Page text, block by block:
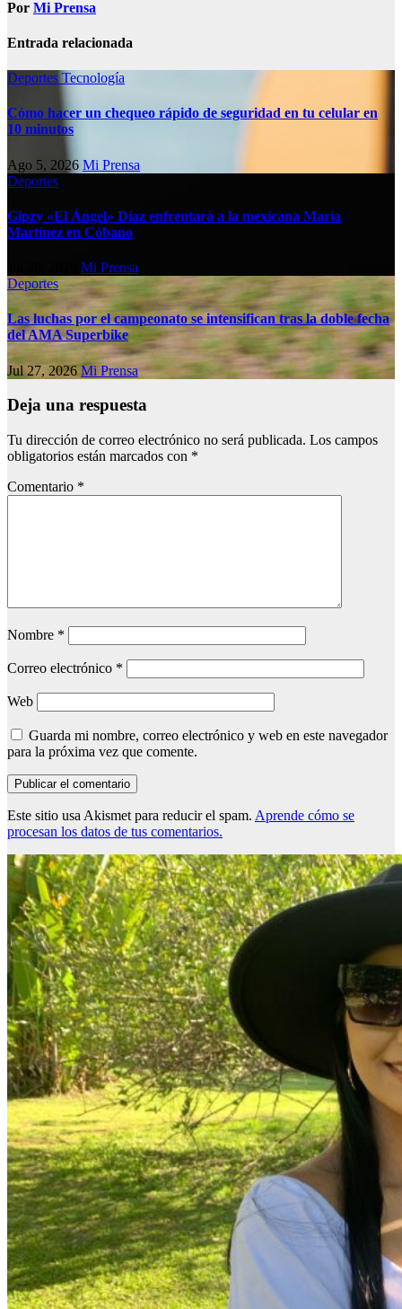
Por Mi Prensa
Entrada relacionada
Deportes Tecnología
Cómo hacer un chequeo rápido de seguridad en tu celular en
10 minutos
Ago 5, 2026 Mi Prensa
Deportes
Gipzy «El Ángel» Díaz enfrentará a la mexicana María
Martínez en Cóbano
Mi Prensa
Deportes
Las luchas por el campeonato se intensifican tras la doble fecha
del AMA Superbike
Jul 27, 2026Mi Prensa
Deja una respuesta
Tu dirección de correo electrónico no será publicada. Los campos
obligatorios están marcados con *
Comentario *
Nombre *
Correo electrónico *
Web
Guarda mi nombre, correo electrónico y web en este navegador
para la próxima vez que comente.
Este sitio usa Akismet para reducir el spam. Aprende cómo se
procesan los datos de tus comentarios.